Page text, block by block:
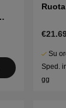
Su
Sped.
gg